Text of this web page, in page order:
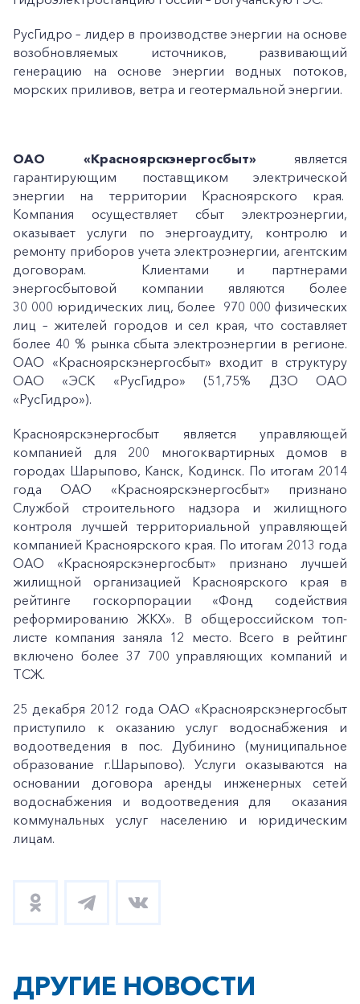
+7-800-700-24-57
Заказать обратный звонок
Частным клиентам
Корпоративным клиентам
РусГидро – лидер в производстве энергии на основе
возобновляемых источников, развивающий
генерацию на основе энергии водных потоков,
морских приливов, ветра и геотермальной энергии.
ОАО «Красноярскэнергосбыт» является
гарантирующим поставщиком электрической
энергии на территории Красноярского края.
Компания осуществляет сбыт электроэнергии,
оказывает услуги по энергоаудиту, контролю и
ремонту приборов учета электроэнергии, агентским
договорам. Клиентами и партнерами
энергосбытовой компании являются более
30 000 юридических лиц, более 970 000 физических
лиц – жителей городов и сел края, что составляет
более 40 % рынка сбыта электроэнергии в регионе.
ОАО «Красноярскэнергосбыт» входит в структуру
ОАО «ЭСК «РусГидро» (51,75% ДЗО ОАО
«РусГидро»).
Красноярскэнергосбыт является управляющей
компанией для 200 многоквартирных домов в
городах Шарыпово, Канск, Кодинск. По итогам 2014
года ОАО «Красноярскэнергосбыт» признано
Службой строительного надзора и жилищного
контроля лучшей территориальной управляющей
компанией Красноярского края. По итогам 2013 года
ОАО «Красноярскэнергосбыт» признано лучшей
жилищной организацией Красноярского края в
рейтинге госкорпорации «Фонд содействия
реформированию ЖКХ». В общероссийском топ-
листе компания заняла 12 место. Всего в рейтинг
включено более 37 700 управляющих компаний и
ТСЖ.
25 декабря 2012 года ОАО «Красноярскэнергосбыт
приступило к оказанию услуг водоснабжения и
водоотведения в пос. Дубинино (муниципальное
образование г.Шарыпово). Услуги оказываются на
основании договора аренды инженерных сетей
водоснабжения и водоотведения для оказания
коммунальных услуг населению и юридическим
лицам.
ДРУГИЕ НОВОСТИ